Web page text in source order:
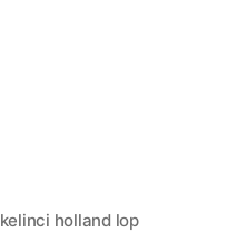
kelinci holland lop